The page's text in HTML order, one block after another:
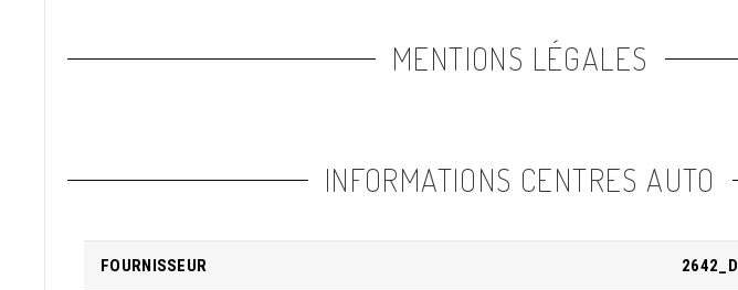
MENTIONS LÉGALES
INFORMATIONS CENTRES AUTO
FOURNISSEUR 2642_D